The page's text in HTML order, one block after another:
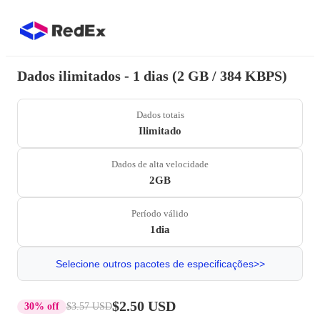
Dados ilimitados - 1 dias (2 GB / 384 KBPS)
Dados totais
Ilimitado
Dados de alta velocidade
2GB
Período válido
1dia
Selecione outros pacotes de especificações>>
30% off $3.57 USD$2.50 USD